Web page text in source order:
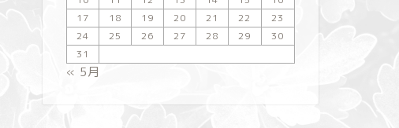
17
18 19 20 21 22
23
24
25 26 27 28 29
30
31
« 5月